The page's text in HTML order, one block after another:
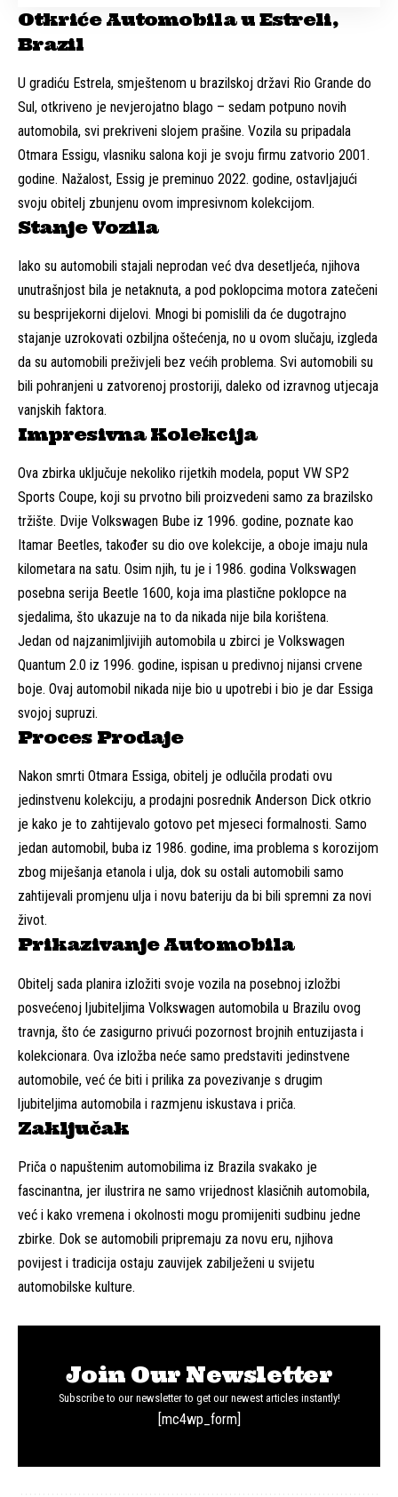
Otkriće Automobila u Estreli,
Brazil
U gradiću Estrela, smještenom u brazilskoj državi Rio Grande do
Sul, otkriveno je nevjerojatno blago – sedam potpuno novih
automobila, svi prekriveni slojem prašine. Vozila su pripadala
Otmara Essigu, vlasniku salona koji je svoju firmu zatvorio 2001.
godine. Nažalost, Essig je preminuo 2022. godine, ostavljajući
svoju obitelj zbunjenu ovom impresivnom kolekcijom.
Stanje Vozila
Iako su automobili stajali neprodan već dva desetljeća, njihova
unutrašnjost bila je netaknuta, a pod poklopcima motora zatečeni
su besprijekorni dijelovi. Mnogi bi pomislili da će dugotrajno
stajanje uzrokovati ozbiljna oštećenja, no u ovom slučaju, izgleda
da su automobili preživjeli bez većih problema. Svi automobili su
bili pohranjeni u zatvorenoj prostoriji, daleko od izravnog utjecaja
vanjskih faktora.
Impresivna Kolekcija
Ova zbirka uključuje nekoliko rijetkih modela, poput VW SP2
Sports Coupe, koji su prvotno bili proizvedeni samo za brazilsko
tržište. Dvije Volkswagen Bube iz 1996. godine, poznate kao
Itamar Beetles, također su dio ove kolekcije, a oboje imaju nula
kilometara na satu. Osim njih, tu je i 1986. godina Volkswagen
posebna serija Beetle 1600, koja ima plastične poklopce na
sjedalima, što ukazuje na to da nikada nije bila korištena.
Jedan od najzanimljivijih automobila u zbirci je Volkswagen
Quantum 2.0 iz 1996. godine, ispisan u predivnoj nijansi crvene
boje. Ovaj automobil nikada nije bio u upotrebi i bio je dar Essiga
svojoj supruzi.
Proces Prodaje
Nakon smrti Otmara Essiga, obitelj je odlučila prodati ovu
jedinstvenu kolekciju, a prodajni posrednik Anderson Dick otkrio
je kako je to zahtijevalo gotovo pet mjeseci formalnosti. Samo
jedan automobil, buba iz 1986. godine, ima problema s korozijom
zbog miješanja etanola i ulja, dok su ostali automobili samo
zahtijevali promjenu ulja i novu bateriju da bi bili spremni za novi
život.
Prikazivanje Automobila
Obitelj sada planira izložiti svoje vozila na posebnoj izložbi
posvećenoj ljubiteljima Volkswagen automobila u Brazilu ovog
travnja, što će zasigurno privući pozornost brojnih entuzijasta i
kolekcionara. Ova izložba neće samo predstaviti jedinstvene
automobile, već će biti i prilika za povezivanje s drugim
ljubiteljima automobila i razmjenu iskustava i priča.
Zaključak
Priča o napuštenim automobilima iz Brazila svakako je
fascinantna, jer ilustrira ne samo vrijednost klasičnih automobila,
već i kako vremena i okolnosti mogu promijeniti sudbinu jedne
zbirke. Dok se automobili pripremaju za novu eru, njihova
povijest i tradicija ostaju zauvijek zabilježeni u svijetu
automobilske kulture.
Join Our Newsletter
Subscribe to our newsletter to get our newest articles instantly!
[mc4wp_form]